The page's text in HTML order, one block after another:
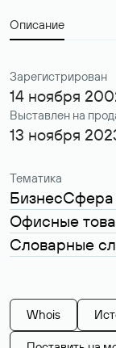
Описание
Зарегистрирован
14 ноября
Выставлен на
13 ноября
Тематика
БизнесСфера
Офисные
Словарные
Whois